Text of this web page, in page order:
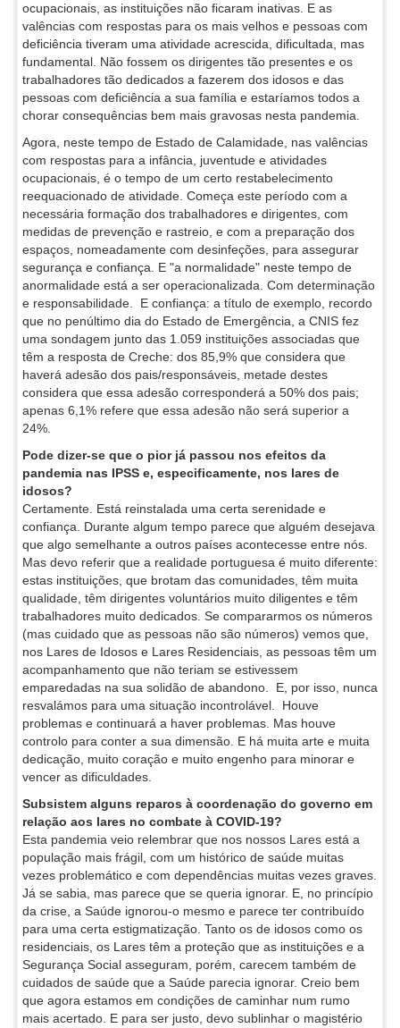
ocupacionais, as instituições não ficaram inativas. E as
valências com respostas para os mais velhos e pessoas com
deficiência tiveram uma atividade acrescida, dificultada, mas
fundamental. Não fossem os dirigentes tão presentes e os
trabalhadores tão dedicados a fazerem dos idosos e das
pessoas com deficiência a sua família e estaríamos todos a
chorar consequências bem mais gravosas nesta pandemia.
Agora, neste tempo de Estado de Calamidade, nas valências
com respostas para a infância, juventude e atividades
ocupacionais, é o tempo de um certo restabelecimento
reequacionado de atividade. Começa este período com a
necessária formação dos trabalhadores e dirigentes, com
medidas de prevenção e rastreio, e com a preparação dos
espaços, nomeadamente com desinfeções, para assegurar
segurança e confiança. E "a normalidade" neste tempo de
anormalidade está a ser operacionalizada. Com determinação
e responsabilidade. E confiança: a título de exemplo, recordo
que no penúltimo dia do Estado de Emergência, a CNIS fez
uma sondagem junto das 1.059 instituições associadas que
têm a resposta de Creche: dos 85,9% que considera que
haverá adesão dos pais/responsáveis, metade destes
considera que essa adesão corresponderá a 50% dos pais;
apenas 6,1% refere que essa adesão não será superior a
24%.
Pode dizer-se que o pior já passou nos efeitos da
pandemia nas IPSS e, especificamente, nos lares de
idosos?
Certamente. Está reinstalada uma certa serenidade e
confiança. Durante algum tempo parece que alguém desejava
que algo semelhante a outros países acontecesse entre nós.
Mas devo referir que a realidade portuguesa é muito diferente:
estas instituições, que brotam das comunidades, têm muita
qualidade, têm dirigentes voluntários muito diligentes e têm
trabalhadores muito dedicados. Se compararmos os números
(mas cuidado que as pessoas não são números) vemos que,
nos Lares de Idosos e Lares Residenciais, as pessoas têm um
acompanhamento que não teriam se estivessem
emparedadas na sua solidão de abandono. E, por isso, nunca
resvalámos para uma situação incontrolável. Houve
problemas e continuará a haver problemas. Mas houve
controlo para conter a sua dimensão. E há muita arte e muita
dedicação, muito coração e muito engenho para minorar e
vencer as dificuldades.
Subsistem alguns reparos à coordenação do governo em
relação aos lares no combate à COVID-19?
Esta pandemia veio relembrar que nos nossos Lares está a
população mais frágil, com um histórico de saúde muitas
vezes problemático e com dependências muitas vezes graves.
Já se sabia, mas parece que se queria ignorar. E, no princípio
da crise, a Saúde ignorou-o mesmo e parece ter contribuído
para uma certa estigmatização. Tanto os de idosos como os
residenciais, os Lares têm a proteção que as instituições e a
Segurança Social asseguram, porém, carecem também de
cuidados de saúde que a Saúde parecia ignorar. Creio bem
que agora estamos em condições de caminhar num rumo
mais acertado. E para ser justo, devo sublinhar o magistério